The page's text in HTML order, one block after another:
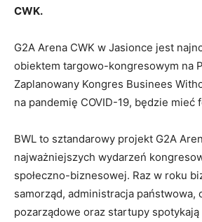
CWK.
G2A Arena CWK w Jasionce jest
obiektem targowo-kongresowym na
Zaplanowany Kongres Businees
na pandemię COVID-19, będzie mieć
BWL to sztandarowy projekt G2A
najważniejszych wydarzeń
społeczno-biznesowej. Raz w roku
samorząd, administracja państwowa,
pozarządowe oraz startupy spotykają